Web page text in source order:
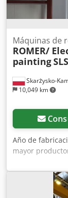
Skarżysko-
10,049 km
Máquinas de
ROMER/
paintingSLS
Año de
mayor
y uno de los
de 10,000
45 países de
tecnológicos